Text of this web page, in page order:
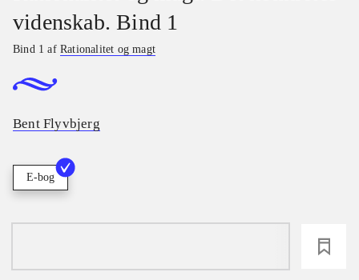
videnskab. Bind 1
Bind 1 afRationalitet og magt
Bent Flyvbjerg
E-bog